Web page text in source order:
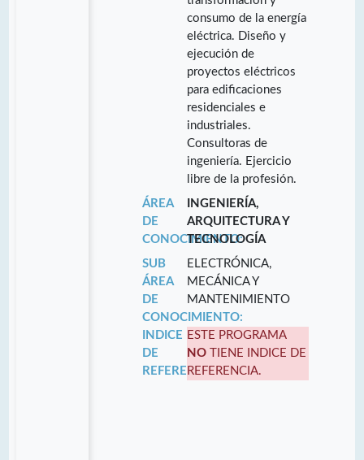
consumo de la energía
eléctrica. Diseño y
ejecución de
proyectos eléctricos
para edificaciones
residenciales e
industriales.
Consultoras de
ingeniería. Ejercicio
libre de la profesión.
ÁREA
DE
CONOCIMIENTO:
INGENIERÍA,
ARQUITECTURA Y
TECNOLOGÍA
SUB
ÁREA
DE
CONOCIMIENTO:
ELECTRÓNICA,
MECÁNICA Y
MANTENIMIENTO
INDICE
DE
REFERENCIA:
ESTE PROGRAMA
NO TIENE INDICE DE
REFERENCIA.